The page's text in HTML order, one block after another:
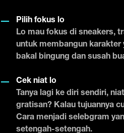
Pilih fokus lo
Lo mau fokus di sneakers,
untuk membangun
bakal bingung dan susah
Cek niat lo
Tanya lagi ke diri sendiri,
gratisan? Kalau tujuannya
Cara menjadi selebgram
setengah-setengah.